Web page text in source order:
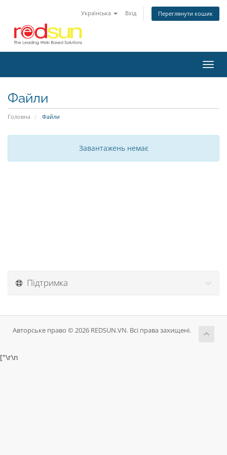
Українська Вхід Переглянути кошик
Файли
Головна Файли
Завантажень немає
Підтримка
Авторське право © 2026 REDSUN.VN. Всі права захищені.
["\r\n